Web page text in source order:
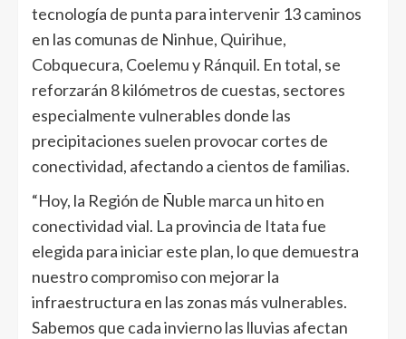
tecnología de punta para intervenir 13 caminos
en las comunas de Ninhue, Quirihue,
Cobquecura, Coelemu y Ránquil. En total, se
reforzarán 8 kilómetros de cuestas, sectores
especialmente vulnerables donde las
precipitaciones suelen provocar cortes de
conectividad, afectando a cientos de familias.
“Hoy, la Región de Ñuble marca un hito en
conectividad vial. La provincia de Itata fue
elegida para iniciar este plan, lo que demuestra
nuestro compromiso con mejorar la
infraestructura en las zonas más vulnerables.
Sabemos que cada invierno las lluvias afectan